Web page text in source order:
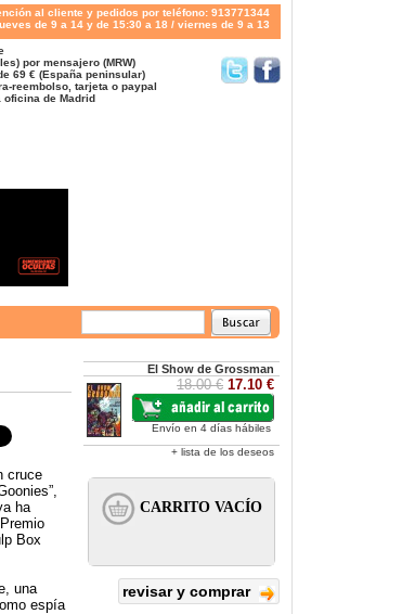
al cliente y pedidos por teléfono: 913771344
de 9 a 14 y de 15:30 a 18 / viernes de 9 a 13
por mensajero (MRW)
69 € (España peninsular)
reembolso, tarjeta o paypal
oficina de Madrid
cruce
ha
Box
una
espía
El Show de Grossman
18.00 € 17.10 €
Envío en 4 días hábiles
+ lista de los deseos
revisar y comprar